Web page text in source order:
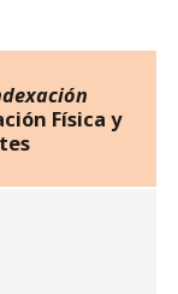
Física y